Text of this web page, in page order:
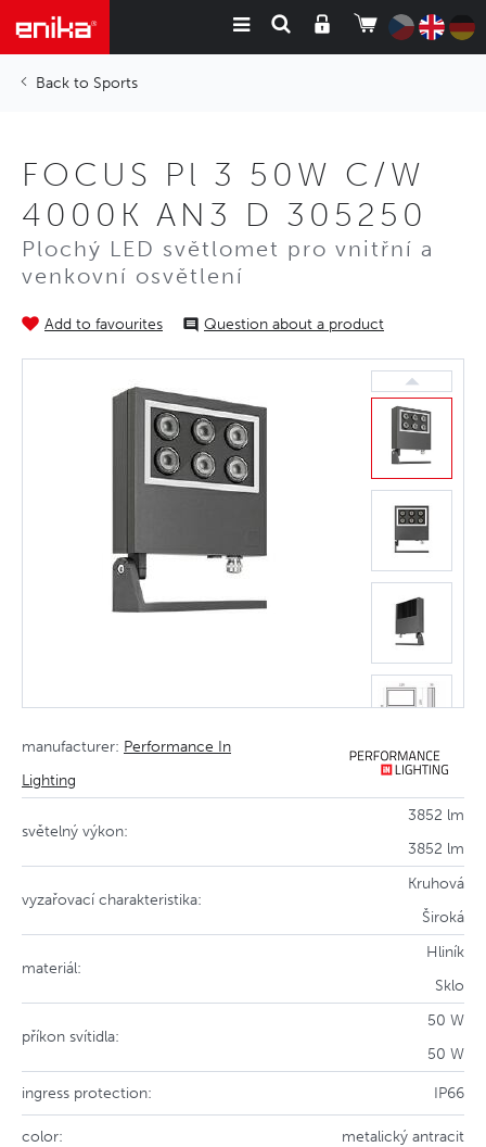
Sports
FOCUS Pl 3 50W C/W
4000K AN3 D 305250
Plochý LED světlomet pro vnitřní a
venkovní osvětlení
Add to favourites Question about a product
manufacturer: Performance In
Lighting
světelný výkon:
3852 lm
3852 lm
vyzařovací charakteristika:
Kruhová
Široká
materiál:
Hliník
Sklo
příkon svítidla:
50 W
50 W
ingress protection: IP66
color: metalický antracit